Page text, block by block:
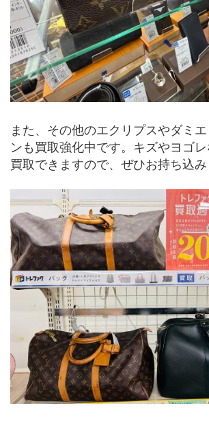
また、その他のエクリプスやダミ
ンも買取強化中です。キズやヨゴ
買取できますので、ぜひお持ち込み